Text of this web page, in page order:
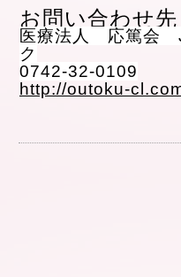
お問い合わせ先
医療法人 応篤会
ク
0742-32-0109
http://outoku-